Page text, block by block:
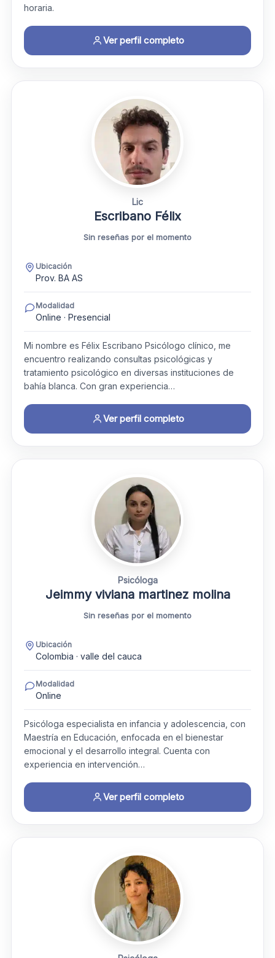
horaria.
Ver perfil completo
Lic
Escribano Félix
Sin reseñas por el momento
Ubicación
Prov. BA AS
Modalidad
Online · Presencial
Mi nombre es Félix Escribano Psicólogo clínico, me
encuentro realizando consultas psicológicas y
tratamiento psicológico en diversas instituciones de
bahía blanca. Con gran experiencia…
Ver perfil completo
Psicóloga
Jeimmy viviana martinez molina
Sin reseñas por el momento
Ubicación
Colombia · valle del cauca
Modalidad
Online
Psicóloga especialista en infancia y adolescencia, con
Maestría en Educación, enfocada en el bienestar
emocional y el desarrollo integral. Cuenta con
experiencia en intervención…
Ver perfil completo